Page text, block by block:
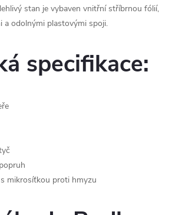
stan je vybaven vnitřní stříbrnou fólií,
a odolnými plastovými spoji.
specifikace:
mikrosíťkou proti hmyzu